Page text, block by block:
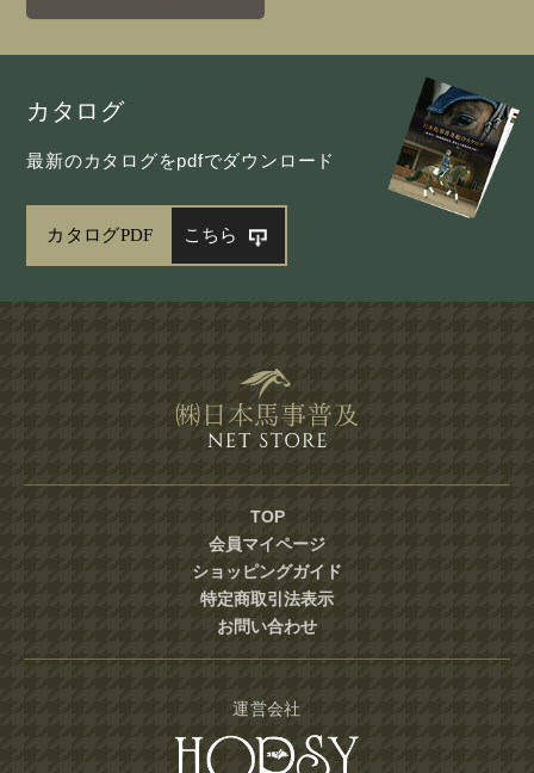
カタログ
最新のカタログをpdfでダウンロード
カタログPDF こちら
TOP
会員マイページ
ショッピングガイド
特定商取引法表示
お問い合わせ
運営会社